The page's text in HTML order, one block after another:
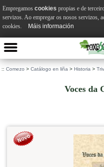
:: Comezo > Catálogo en liña > Historia >
Voces da
Empregamos cookies propias e de
servizos. Ao empregar os nosos servizos,
cookies.
Máis información